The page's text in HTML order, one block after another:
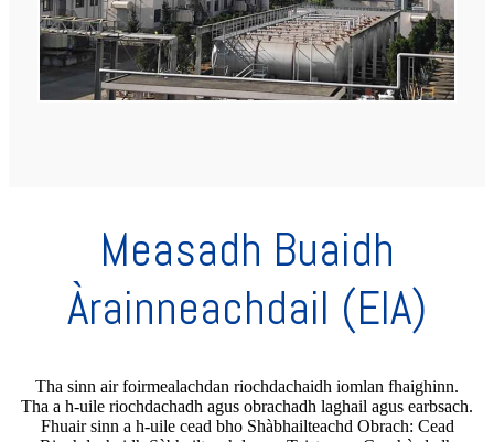
Measadh Buaidh
Àrainneachdail (EIA)
Tha sinn air foirmealachdan riochdachaidh iomlan fhaighinn.
Tha a h-uile riochdachadh agus obrachadh laghail agus earbsach.
Fhuair sinn a h-uile cead bho Shàbhailteachd Obrach: Cead